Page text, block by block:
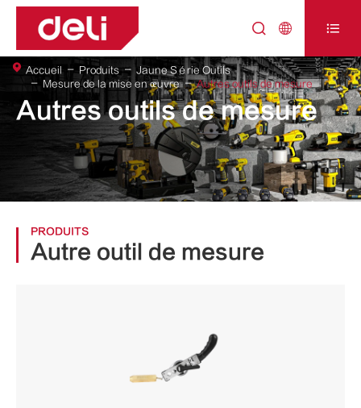
  
Autres outils de mesure
Accueil Produits
Jaune Série Outils
Mesure de la mise en œuvre
Autres outils de mesure
PRODUITS
Autre outil de mesure